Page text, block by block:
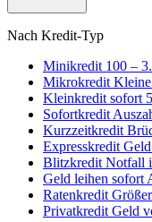
Nach Kredit-Typ
Minikredit 100 –
Mikrokredit
Kleinkredit sofort
Sofortkredit
Kurzzeitkredit
Expresskredit
Blitzkredit Notfall
Geld leihen sofort
Ratenkredit
Privatkredit Geld